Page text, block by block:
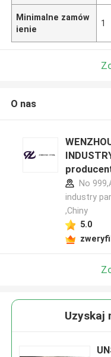
Minimalne zamów
ienie
1
O nas
No
industry
,Chiny
5.0
Uzyskaj